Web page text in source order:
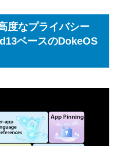
度なプライバシー
ベースのDokeOS